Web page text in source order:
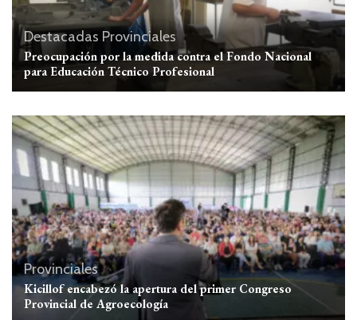
Destacadas Provinciales
Preocupación por la medida contra el Fondo Nacional
para Educación Técnico Profesional
Provinciales
Kicillof encabezó la apertura del primer Congreso
Provincial de Agroecología